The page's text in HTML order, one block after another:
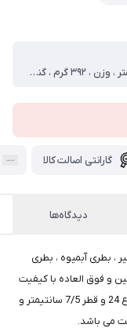
نوع ، بطری آب ، بطری شیر ، ابعاد ، ۸*۸*۲۴ سانتی‌متر ، وزن ، ۳۹۲ گرم ، گنجایش ، ۰.۷۵ لیتر
گارانتی اصالت کالا
دیدگاه‌ها
، بطری آبمیوه ، بطری
و فوق العاده با کیفیت
میباشد‌. دارای درِ واشر دار میباشد . سایز بزرگ با ارتفاع 24 و قطر 7/5 سانتیمتر و